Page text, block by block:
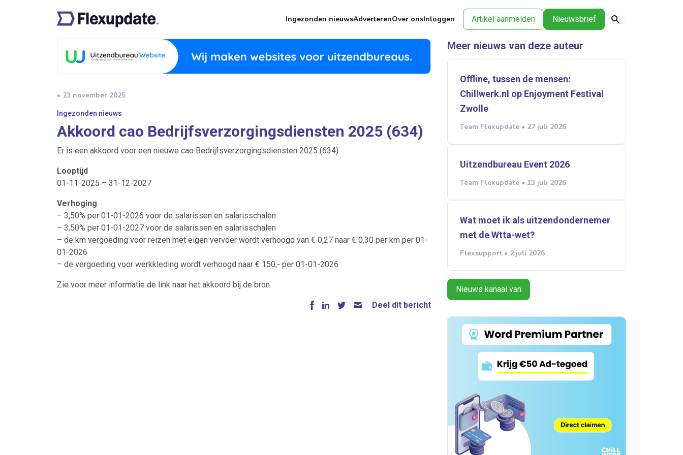
Ingezonden nieuwsAdverterenOver onsInloggen Artikel aanmelden Nieuwsbrief
• 23 november 2025
Ingezonden nieuws
Akkoord cao Bedrijfsverzorgingsdiensten 2025 (634)
Er is een akkoord voor een nieuwe cao Bedrijfsverzorgingsdiensten 2025 (634)
Looptijd
01-11-2025 – 31-12-2027
Verhoging
– 3,50% per 01-01-2026 voor de salarissen en salarisschalen
– 3,50% per 01-01-2027 voor de salarissen en salarisschalen
– de km vergoeding voor reizen met eigen vervoer wordt verhoogd van € 0,27 naar € 0,30 per km per 01-
01-2026
– de vergoeding voor werkkleding wordt verhoogd naar € 150,- per 01-01-2026
Zie voor meer informatie de link naar het akkoord bij de bron
Deel dit bericht
Meer nieuws van deze auteur
Offline, tussen de mensen:
Chillwerk.nl op Enjoyment Festival
Zwolle
Team Flexupdate • 27 juli 2026
Uitzendbureau Event 2026
Team Flexupdate • 13 juli 2026
Wat moet ik als uitzendondernemer
met de Wtta-wet?
Flexsupport • 2 juli 2026
Nieuws kanaal van